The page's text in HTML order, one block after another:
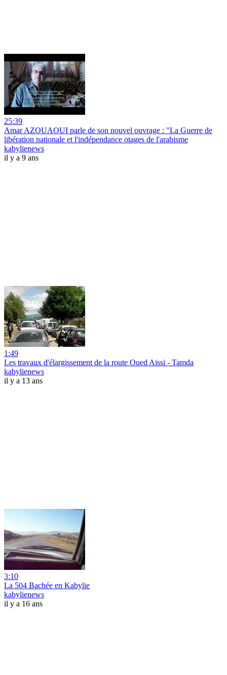
25:39
Amar AZOUAOUI parle de son nouvel ouvrage : "La Guerre de
libération nationale et l'indépendance otages de l'arabisme
kabylienews
il y a 9 ans
1:49
Les travaux d'élargissement de la route Oued Aissi - Tamda
kabylienews
il y a 13 ans
3:10
La 504 Bachée en Kabylie
kabylienews
il y a 16 ans